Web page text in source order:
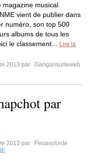
magazine musical
vient de publier dans
numéro, son top 500
albums de tous les
le classement...
Lire la
2013 par
Gangansurleweb
par
2013 par
Feuavolonte